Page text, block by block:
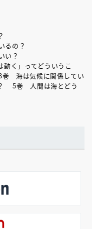
るの？
い？
く」ってどういうこ
海は気候に関係してい
5巻 人間は海とどう